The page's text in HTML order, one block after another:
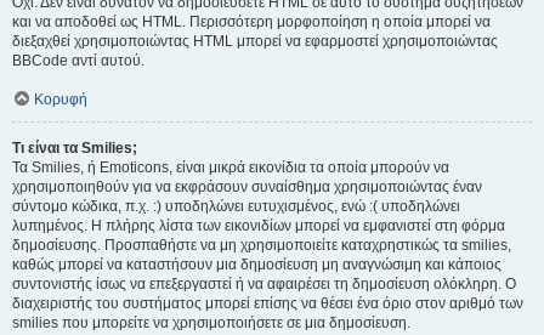
και να αποδοθεί ως HTML. Περισσότερη μορφοποίηση η οποία μπορεί να
διεξαχθεί χρησιμοποιώντας HTML μπορεί να εφαρμοστεί χρησιμοποιώντας
BBCode αντί αυτού.
Κορυφή
Τι είναι τα Smilies;
Τα Smilies, ή Emoticons, είναι μικρά εικονίδια τα οποία μπορούν να
χρησιμοποιηθούν για να εκφράσουν συναίσθημα χρησιμοποιώντας έναν
σύντομο κώδικα, π.χ. :) υποδηλώνει ευτυχισμένος, ενώ :( υποδηλώνει
λυπημένος. Η πλήρης λίστα των εικονιδίων μπορεί να εμφανιστεί στη φόρμα
δημοσίευσης. Προσπαθήστε να μη χρησιμοποιείτε καταχρηστικώς τα smilies,
καθώς μπορεί να καταστήσουν μια δημοσίευση μη αναγνώσιμη και κάποιος
συντονιστής ίσως να επεξεργαστεί ή να αφαιρέσει τη δημοσίευση ολόκληρη. Ο
διαχειριστής του συστήματος μπορεί επίσης να θέσει ένα όριο στον αριθμό των
smilies που μπορείτε να χρησιμοποιήσετε σε μια δημοσίευση.